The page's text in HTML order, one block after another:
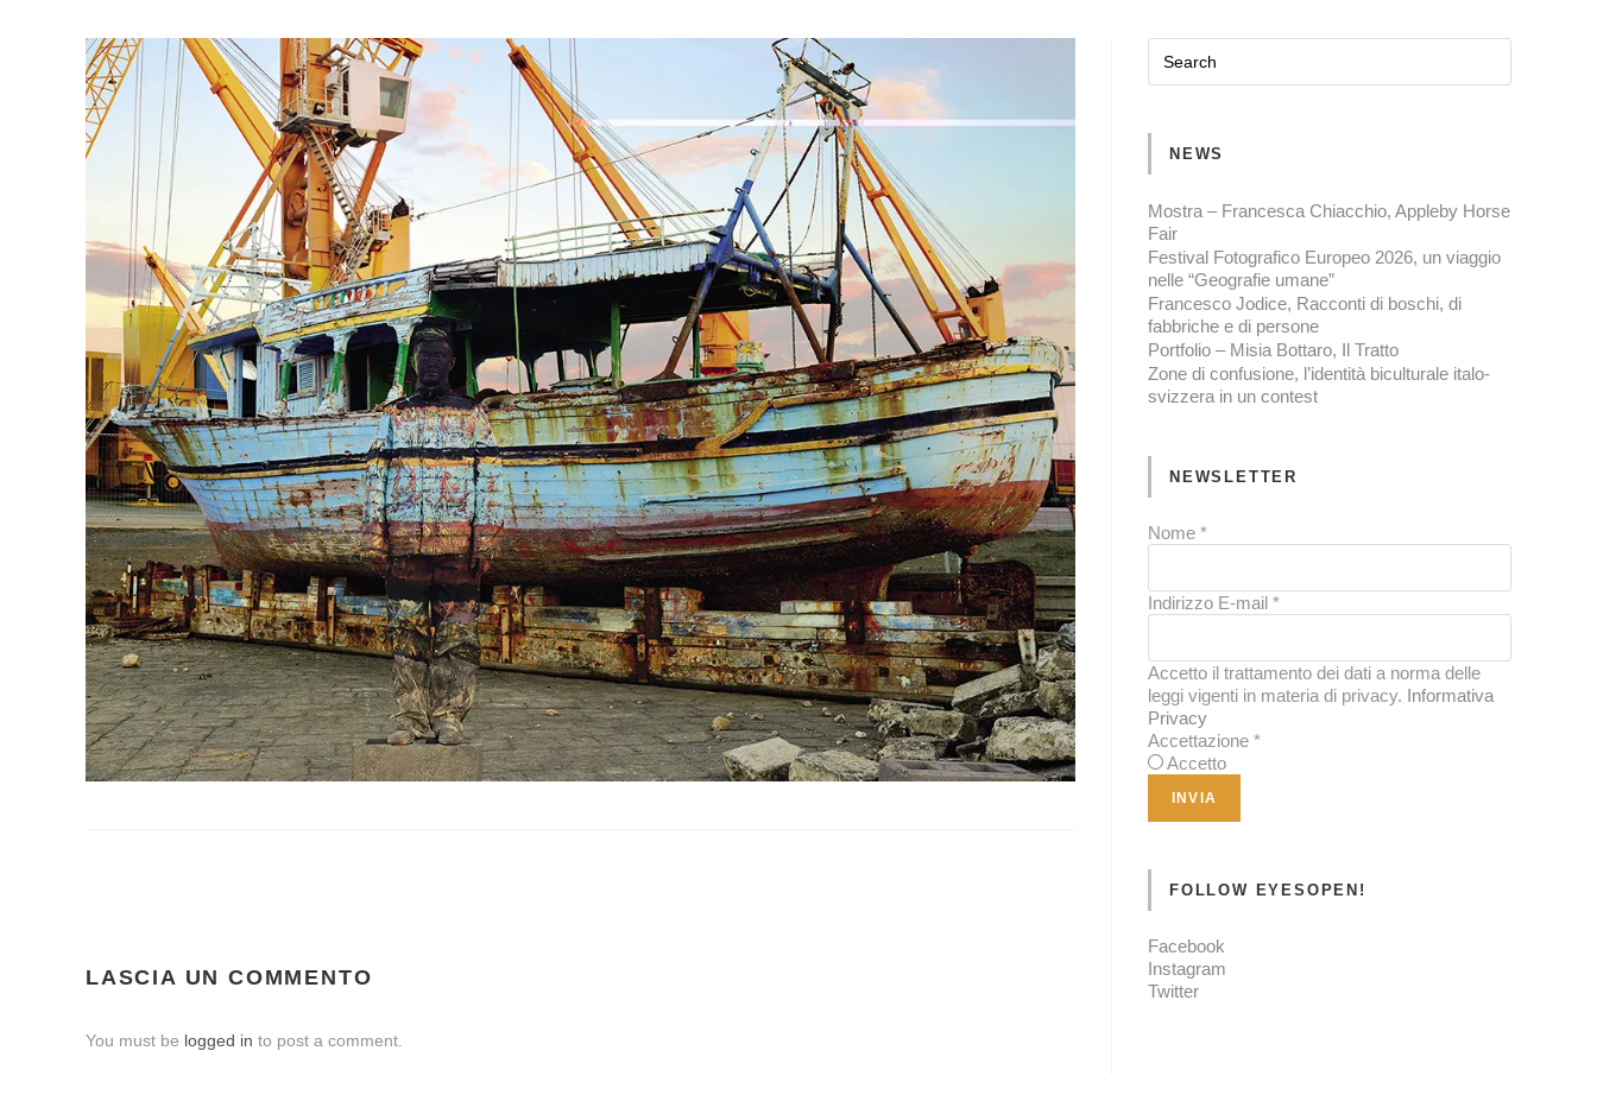
LASCIA UN COMMENTO
You must be logged in to post a comment.
NEWS
Mostra – Francesca Chiacchio, Appleby Horse
Fair
Festival Fotografico Europeo 2026, un viaggio
nelle “Geografie umane”
Francesco Jodice, Racconti di boschi, di
fabbriche e di persone
Portfolio – Misia Bottaro, Il Tratto
Zone di confusione, l’identità biculturale italo-
svizzera in un contest
NEWSLETTER
Nome *
Indirizzo E-mail *
Accetto il trattamento dei dati a norma delle
leggi vigenti in materia di privacy. Informativa
Privacy
Accettazione *
Accetto
FOLLOW EYESOPEN!
Facebook
Instagram
Twitter